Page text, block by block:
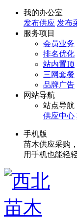
我的办公室
发布供应 发布
服务项目
会员业务
排名优化
站内置顶
三网套餐
品牌广告
网站导航
站点导航
供应中心
手机版
苗木供应采购
用手机也能轻